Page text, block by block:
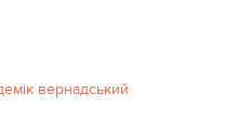
вернадський